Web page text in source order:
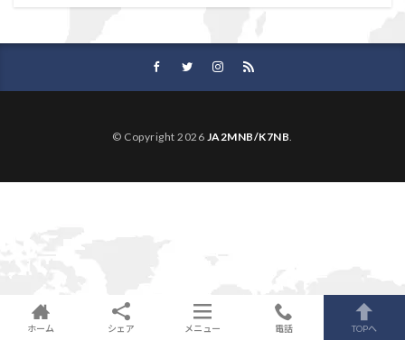
© Copyright 2026 JA2MNB/K7NB.
ホーム シェア メニュー 電話 TOPへ